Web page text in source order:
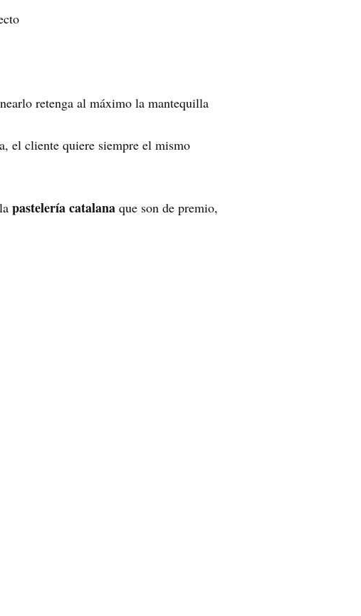
retenga al máximo la mantequilla
el cliente quiere siempre el mismo
pastelería catalana que son de premio,